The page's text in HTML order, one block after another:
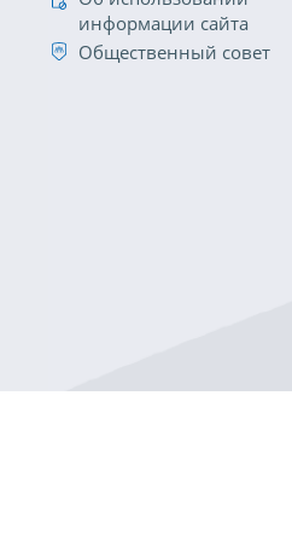
информации сайта
Общественный совет